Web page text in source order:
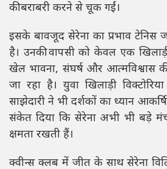
की बराबरी करने से चूक गईं।
इसके बावजूद सेरेना का प्रभाव
है। उनकी वापसी को केवल एक
खेल भावना, संघर्ष और आत्मविश्वास
जा रहा है। युवा खिलाड़ी
साझेदारी ने भी दर्शकों का ध्यान
संकेत दिया कि सेरेना अभी भी बड़े मंच
क्षमता रखती हैं।
क्वीन्स क्लब में जीत के साथ सेरेना